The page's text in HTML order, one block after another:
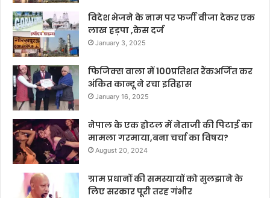
विदेश भेजने के नाम पर फर्जी वीजा देकर एक
लाख हड़पा ,केस दर्ज
January 3, 2025
फिजिक्स वाला में 100प्रतिशत रैंकअर्जित कर
अंकित कान्दू ने रचा इतिहास
January 16, 2025
नेपाल के एक होटल में नेताजी की पिटाई का
मामला गरमाया,बना चर्चा का विषय?
August 20, 2024
ग्राम प्रधानों की समस्यायों को सुलझाने के
लिए सरकार पूरी तरह गंभीर